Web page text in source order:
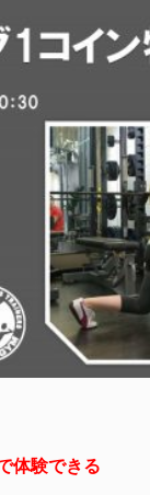
体験できる